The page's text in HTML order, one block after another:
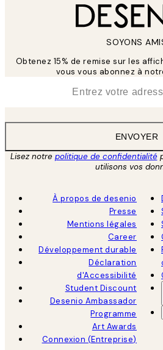
SOYONS
Obtenez 15% de remise sur les
vous vous abonnez à
ENVOYER
Lisez notre politique de confidentialité
utilisons vos
À propos de desenio
Presse
Mentions légales
Career
Développement durable
Déclaration
d'Accessibilité
Student Discount
Desenio Ambassador
Programme
Art Awards
Connexion (Entreprise)